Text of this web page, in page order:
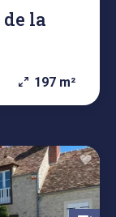
la
197 m²